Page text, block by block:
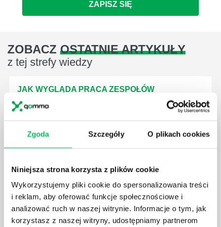
Zgoda Szczegóły O plikach cookies
Niniejsza strona korzysta z plików cookie
Wykorzystujemy pliki cookie do spersonalizowania treści
i reklam, aby oferować funkcje społecznościowe i
analizować ruch w naszej witrynie. Informacje o tym, jak
korzystasz z naszej witryny, udostępniamy partnerom
ZAPISZ SIĘ
ZOBACZ OSTATNIE ARTYKUŁY
z tej strefy wiedzy
JAK WYGLĄDA PRACA ZESPOŁÓW
PROJEKTOWYCH W ZWINNEJ METODYCE?
Project management (czyli zarządzanie projektami)
wszystkich związanych z danym projektem założeń.
Zajmują się nim osoby wchodzące w skład
stanowi podstawę działalności wielu przedsiębiorstw.